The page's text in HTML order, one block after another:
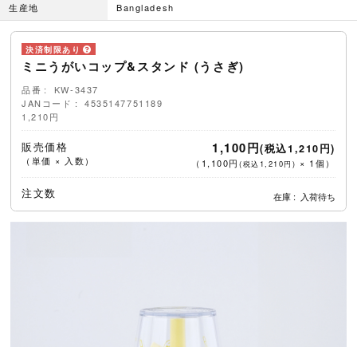
生産地 Bangladesh
ミニうがいコップ&スタンド (うさぎ)
品番
KW-3437
JANコード
4535147751189
1,210円
販売価格
（単価 × 入数）
1,100円(税込1,210円)
（ 1,100円 (税込1,210円) × 1 個 ）
注文数 在庫 入荷待ち